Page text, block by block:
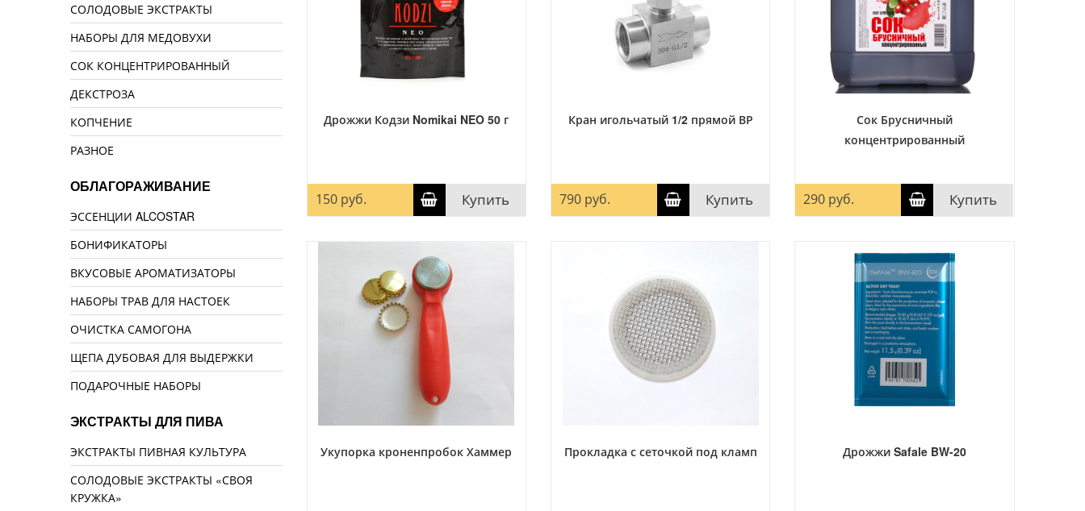
СОЛОДОВЫЕ ЭКСТРАКТЫ
НАБОРЫ ДЛЯ МЕДОВУХИ
СОК КОНЦЕНТРИРОВАННЫЙ
ДЕКСТРОЗА
КОПЧЕНИЕ
РАЗНОЕ
ОБЛАГОРАЖИВАНИЕ
ЭССЕНЦИИ ALCOSTAR
БОНИФИКАТОРЫ
ВКУСОВЫЕ АРОМАТИЗАТОРЫ
НАБОРЫ ТРАВ ДЛЯ НАСТОЕК
ОЧИСТКА САМОГОНА
ЩЕПА ДУБОВАЯ ДЛЯ ВЫДЕРЖКИ
ПОДАРОЧНЫЕ НАБОРЫ
ЭКСТРАКТЫ ДЛЯ ПИВА
ЭКСТРАКТЫ ПИВНАЯ КУЛЬТУРА
СОЛОДОВЫЕ ЭКСТРАКТЫ «СВОЯ
КРУЖКА»
Дрожжи Кодзи Nomikai NEO 50 г
150 руб. Купить
Кран игольчатый 1/2 прямой ВР
790 руб. Купить
Сок Брусничный
концентрированный
290 руб. Купить
Укупорка кроненпробок Хаммер Прокладка с сеточкой под кламп Дрожжи Safale BW-20